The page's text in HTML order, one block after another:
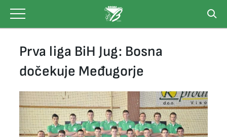
content
Prva liga BiH Jug: Bosna
dočekuje Međugorje